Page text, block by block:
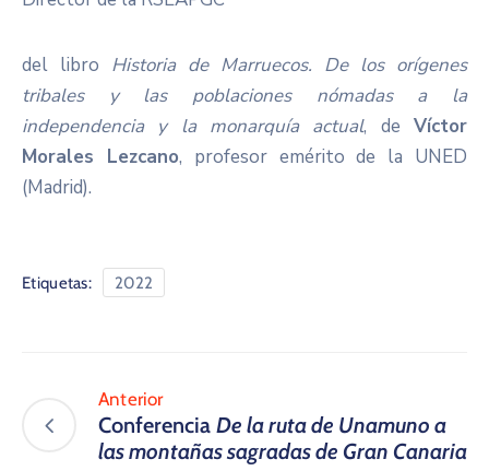
del libro Historia de Marruecos. De los orígenes
tribales y las poblaciones nómadas a la
independencia y la monarquía actual, ​deVíctor
Morales Lezcano, profesor emérito de la UNED
(Madrid).
Etiquetas: 2022
Anterior
Conferencia De la ruta de Unamuno a
las montañas sagradas de Gran Canaria​